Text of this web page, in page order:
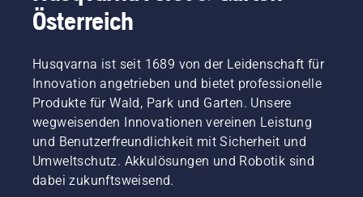
Arbeit im
heimischen
nichts
mehr im
Hände
mit
und/oder
umwickeln
Sie die
Klingen
mit
einem
dicken
Tuch.
Österreich
Husqvarna ist seit 1689 von der Leidenschaft für
Innovation angetrieben und bietet professionelle
Produkte für Wald, Park und Garten. Unsere
wegweisenden Innovationen vereinen Leistung
und Benutzerfreundlichkeit mit Sicherheit und
Umweltschutz. Akkulösungen und Robotik sind
dabei zukunftsweisend.